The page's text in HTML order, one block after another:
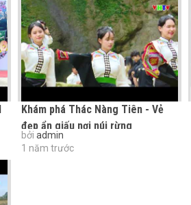
Khám phá Thác Nàng Tiên - Vẻ
đẹp ẩn giấu nơi núi rừng
bởi admin
1 năm trước